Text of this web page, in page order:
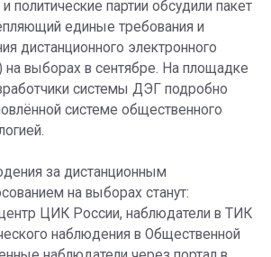
политические партии обсудили пакет
единые требования и
дистанционного электронного
на выборах в сентябре. На площадке
системы ДЭГ подробно
системе общественного
за дистанционным
на выборах станут:
ЦИК России, наблюдатели в ТИК
наблюдения в Общественной